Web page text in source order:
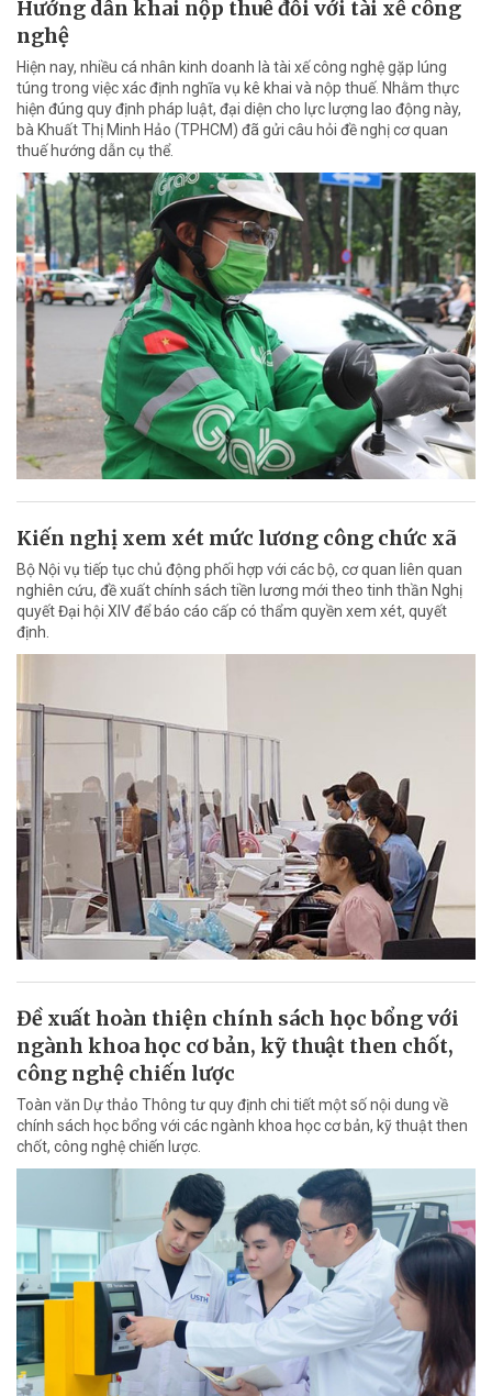
Hướng dẫn khai nộp thuế đối với tài xế công
nghệ
Hiện nay, nhiều cá nhân kinh doanh là tài xế công nghệ gặp lúng
túng trong việc xác định nghĩa vụ kê khai và nộp thuế. Nhằm thực
hiện đúng quy định pháp luật, đại diện cho lực lượng lao động này,
bà Khuất Thị Minh Hảo (TPHCM) đã gửi câu hỏi đề nghị cơ quan
thuế hướng dẫn cụ thể.
Kiến nghị xem xét mức lương công chức xã
Bộ Nội vụ tiếp tục chủ động phối hợp với các bộ, cơ quan liên quan
nghiên cứu, đề xuất chính sách tiền lương mới theo tinh thần Nghị
quyết Đại hội XIV để báo cáo cấp có thẩm quyền xem xét, quyết
định.
Đề xuất hoàn thiện chính sách học bổng với
ngành khoa học cơ bản, kỹ thuật then chốt,
công nghệ chiến lược
Toàn văn Dự thảo Thông tư quy định chi tiết một số nội dung về
chính sách học bổng với các ngành khoa học cơ bản, kỹ thuật then
chốt, công nghệ chiến lược.